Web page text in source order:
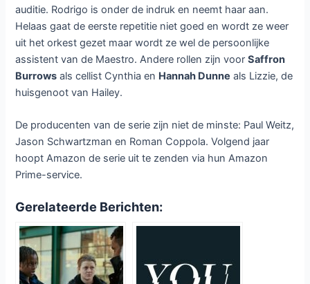
auditie. Rodrigo is onder de indruk en neemt haar aan.
Helaas gaat de eerste repetitie niet goed en wordt ze weer
uit het orkest gezet maar wordt ze wel de persoonlijke
assistent van de Maestro. Andere rollen zijn voorSaffron
Burrows als cellist Cynthia en Hannah Dunne als Lizzie, de
huisgenoot van Hailey.
De producenten van de serie zijn niet de minste: Paul Weitz,
Jason Schwartzman en Roman Coppola. Volgend jaar
hoopt Amazon de serie uit te zenden via hun Amazon
Prime-service.
Gerelateerde Berichten: